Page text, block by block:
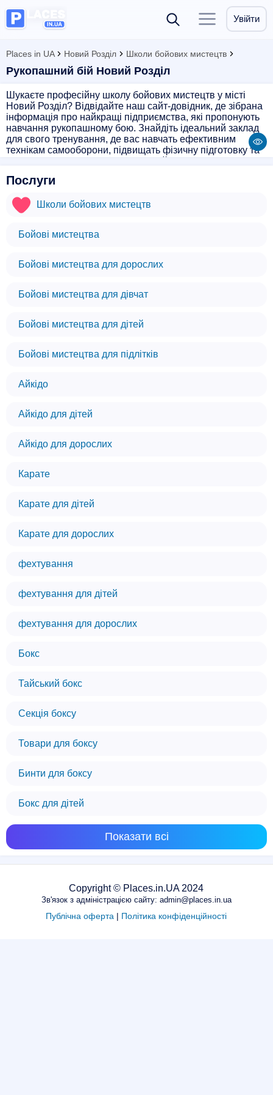
Увійти
Places in UA Новий Розділ Школи бойових мистецтв
Рукопашний бій Новий Розділ
Шукаєте професійну школу бойових мистецтв у місті
Новий Розділ? Відвідайте наш сайт-довідник, де зібрана
інформація про найкращі підприємства, які пропонують
навчання рукопашному бою. Знайдіть ідеальний заклад
для свого тренування, де вас навчать ефективним
технікам самооборони, підвищать фізичну підготовку та
справжнім майстром рукопашного бою!
Послуги
Школи бойових мистецтв
Бойові мистецтва
Бойові мистецтва для дорослих
Бойові мистецтва для дівчат
Бойові мистецтва для дітей
Бойові мистецтва для підлітків
Айкідо
Айкідо для дітей
Айкідо для дорослих
Карате
Карате для дітей
Карате для дорослих
фехтування
фехтування для дітей
фехтування для дорослих
Бокс
Тайський бокс
Секція боксу
Товари для боксу
Бинти для боксу
Бокс для дітей
Показати всі
Copyright © Places.in.UA 2024
Зв'язок з адміністрацією сайту: admin@places.in.ua
Публічна оферта | Політика конфіденційності